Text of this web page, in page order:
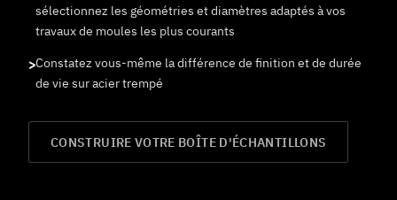
sélectionnez les géométries et diamètres adaptés à vos
travaux de moules les plus courants
Constatez vous-même la différence de finition et de durée
de vie sur acier trempé
CONSTRUIRE VOTRE BOÎTE D'ÉCHANTILLONS